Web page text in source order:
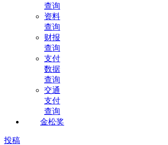
查询
资料
查询
财报
查询
支付
数据
查询
交通
支付
查询
金松奖
投稿